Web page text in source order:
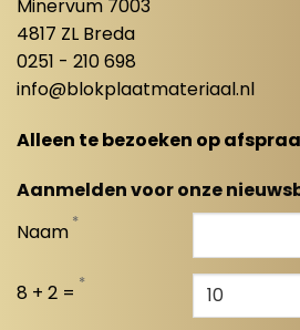
Minervum 7003
4817 ZL Breda
0251 - 210 698
info@blokplaatmateriaal.nl
Alleen te bezoeken op
Aanmelden voor onze
Naam *
8 + 2 = *